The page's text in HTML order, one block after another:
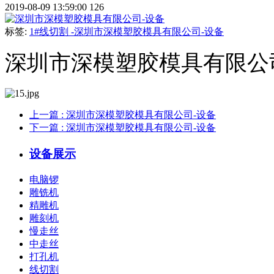
2019-08-09 13:59:00 126
标签: 1#线切割 -深圳市深模塑胶模具有限公司-设备
深圳市深模塑胶模具有限
上一篇 : 深圳市深模塑胶模具有限公司-设备
下一篇 : 深圳市深模塑胶模具有限公司-设备
设备展示
电脑锣
雕铣机
精雕机
雕刻机
慢走丝
中走丝
打孔机
线切割